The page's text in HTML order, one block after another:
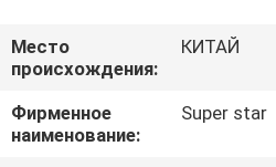
О
НАС
Место
происхождения:
КИТАЙ
Фирменное
наименование:
Super star